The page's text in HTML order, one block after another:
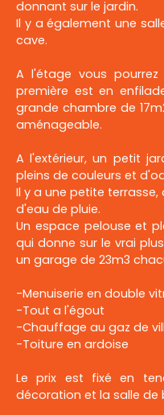
donnant sur le jardin.
Il y a également une
cave.
A l'étage vous
première est en
grande chambre de
aménageable.
A l'extérieur, un petit
pleins de couleurs et
Il y a une petite
d'eau de pluie.
Un espace pelouse et
qui donne sur le vrai
un garage de 23m3
-Menuiserie en double
-Tout a l'égout
-Chauffage au gaz de
-Toiture en ardoise
Le prix est fixé en
décoration et la salle de